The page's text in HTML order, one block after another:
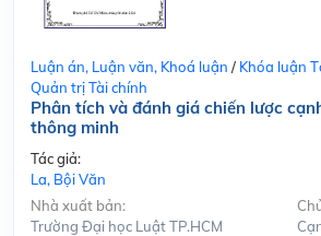
Luận án, Luận văn, Khoá luận / Khóa luận
Quản trị Tài chính
Phân tích và đánh giá chiến lược
thông minh
Tác giả:
La, Bội Văn
Nhà xuất bản:
Trường Đại học Luật TP.HCM